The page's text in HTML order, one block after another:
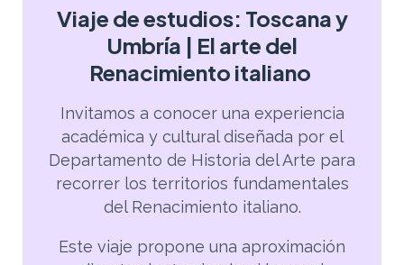
Viaje de estudios: Toscana y
Umbría | El arte del
Renacimiento italiano
Invitamos a conocer una experiencia
académica y cultural diseñada por el
Departamento de Historia del Arte para
recorrer los territorios fundamentales
del Renacimiento italiano.
Este viaje propone una aproximación